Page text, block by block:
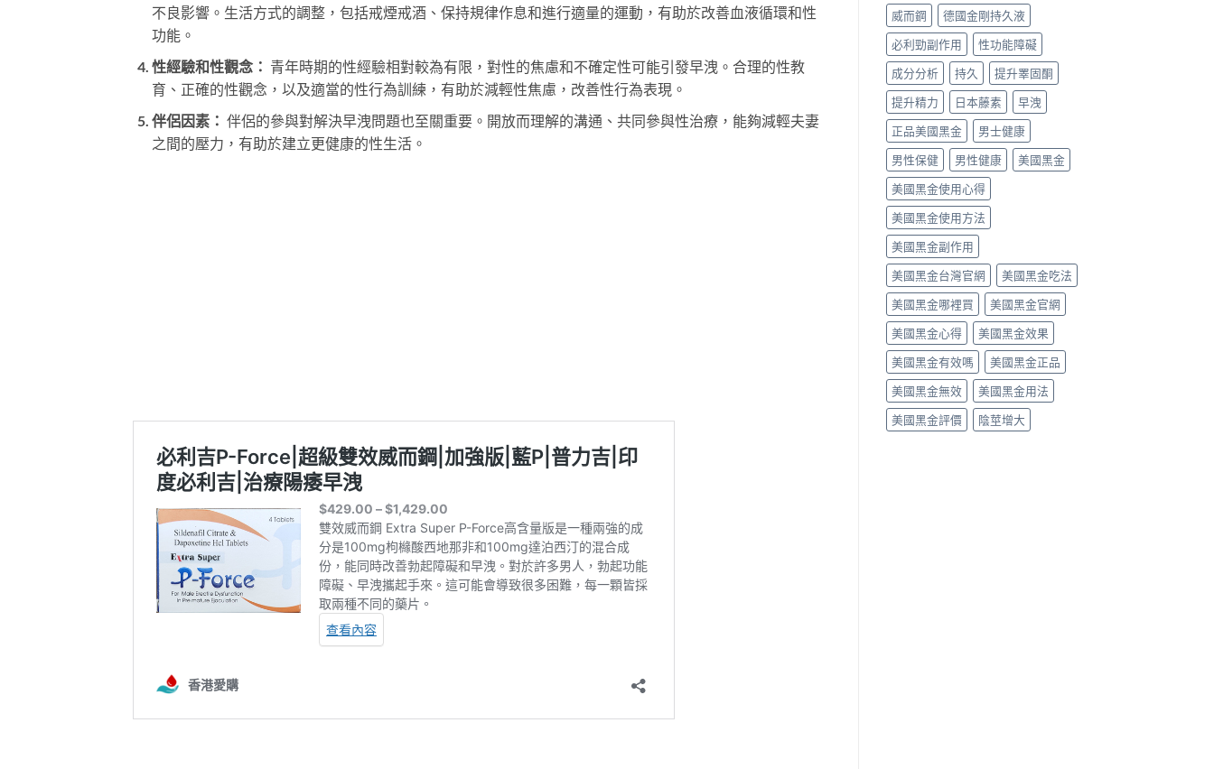
不良影響。生活方式的調整，包括戒煙戒酒、保持規律作息和進行適量的運動，有助於改善血液循環和性
功能。
性經驗和性觀念： 青年時期的性經驗相對較為有限，對性的焦慮和不確定性可能引發早洩。合理的性教
育、正確的性觀念，以及適當的性行為訓練，有助於減輕性焦慮，改善性行為表現。
伴侶因素： 伴侶的參與對解決早洩問題也至關重要。開放而理解的溝通、共同參與性治療，能夠減輕夫妻
之間的壓力，有助於建立更健康的性生活。
威而鋼
德國金剛持久液
必利勁副作用
性功能障礙
成分分析
持久
提升睪固酮
提升精力
日本藤素
早洩
正品美國黑金
男士健康
男性保健
男性健康
美國黑金
美國黑金使用心得
美國黑金使用方法
美國黑金副作用
美國黑金台灣官網
美國黑金吃法
美國黑金哪裡買
美國黑金官網
美國黑金心得
美國黑金效果
美國黑金有效嗎
美國黑金正品
美國黑金無效
美國黑金用法
美國黑金評價
陰莖增大